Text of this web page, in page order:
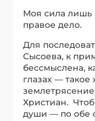
Моя сила лишь
правое дело.
Для
Сысоева, к
бессмыслена,
глазах —
Христиан.
души — по обе